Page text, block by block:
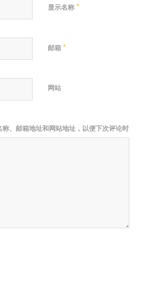
显示名称 *
邮箱 *
网站
、邮箱地址和网站地址，以便下次评论时